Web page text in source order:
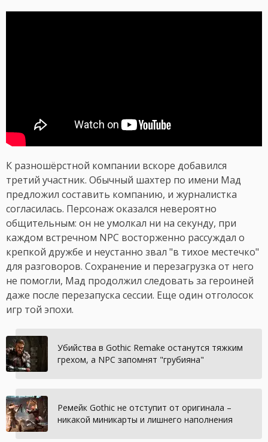
К разношёрстной компании вскоре добавился
третий участник. Обычный шахтер по имени Мад
предложил составить компанию, и журналистка
согласилась. Персонаж оказался невероятно
общительным: он не умолкал ни на секунду, при
каждом встречном NPC восторженно рассуждал о
крепкой дружбе и неустанно звал "в тихое местечко"
для разговоров. Сохранение и перезагрузка от него
не помогли, Мад продолжил следовать за героиней
даже после перезапуска сессии. Еще один отголосок
игр той эпохи.
Убийства в Gothic Remake останутся тяжким
грехом, а NPC запомнят "грубияна"
Ремейк Gothic не отступит от оригинала –
никакой миникарты и лишнего наполнения